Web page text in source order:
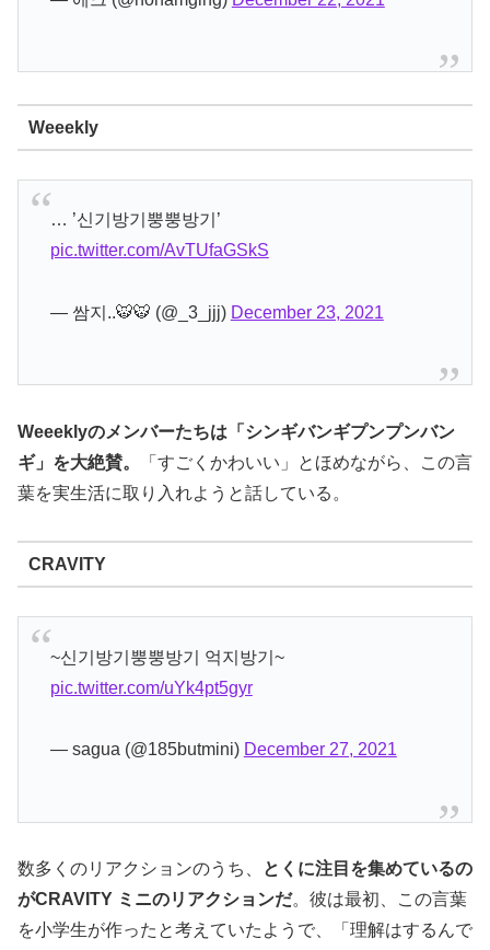
Weeekly
… ’신기방기뿡뿡방기’
pic.twitter.com/AvTUfaGSkS
— 쌈지..🐯🐯 (@_3_jjj) December 23, 2021
Weeeklyのメンバーたちは「シンギバンギプンプンバン
ギ」を大絶賛。
「すごくかわいい」とほめながら、この言
葉を実生活に取り入れようと話している。
CRAVITY
~신기방기뿡뿡방기 억지방기~
pic.twitter.com/uYk4pt5gyr
— sagua (@185butmini) December 27, 2021
数多くのリアクションのうち、
とくに注目を集めているの
がCRAVITY ミニのリアクションだ。彼は最初、この言葉
を小学生が作ったと考えていたようで、「理解はするんで